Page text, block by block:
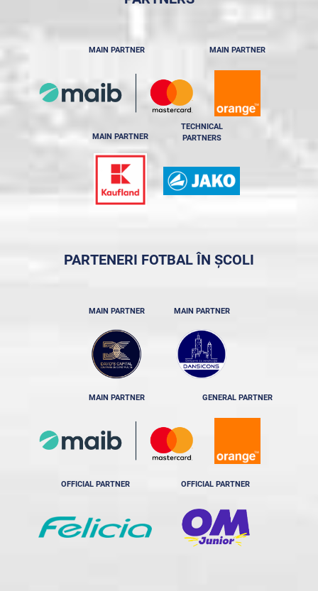
MAIN PARTNER MAIN PARTNER
MAIN PARTNER
TECHNICAL
PARTNERS
PARTENERI FOTBAL ÎN ȘCOLI
MAIN PARTNER MAIN PARTNER
MAIN PARTNER GENERAL PARTNER
OFFICIAL PARTNER OFFICIAL PARTNER